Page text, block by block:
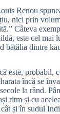
Renou
nici prin
Câteva
este cel mai
bătălia dintre
este, probabil,
încă se
la rând.
ritm și cu
și în sudul